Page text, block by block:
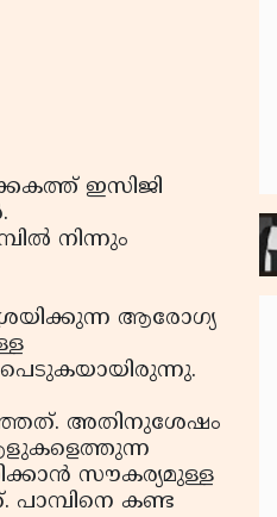
ഇസിജി
നിന്നും
ആരോഗ്യ
അതിനുശേഷം
സൗകര്യമുള്ള
കണ്ട